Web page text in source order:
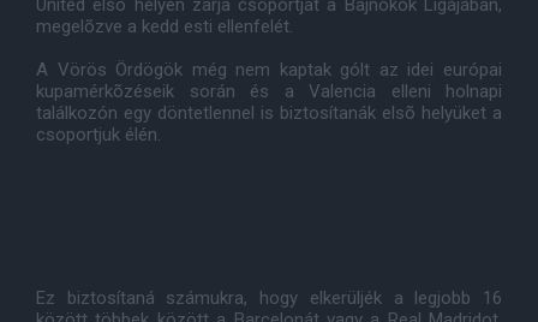
United elsõ helyen zárja csoportját a Bajnokok Ligájában,
megelõzve a kedd esti ellenfelét.
A Vörös Ördögök még nem kaptak gólt az idei európai
kupamérkõzéseik során és a Valencia elleni holnapi
találkozón egy döntetlennel is biztosítanák elsõ helyüket a
csoportjuk élén.
Ez biztosítaná számukra, hogy elkerüljék a legjobb 16